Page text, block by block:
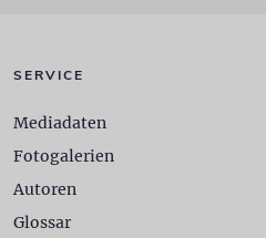
SERVICE
Mediadaten
Fotogalerien
Autoren
Glossar